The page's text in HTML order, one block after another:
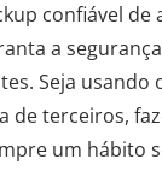
confiável de
a
Seja usando
de terceiros,
um hábito